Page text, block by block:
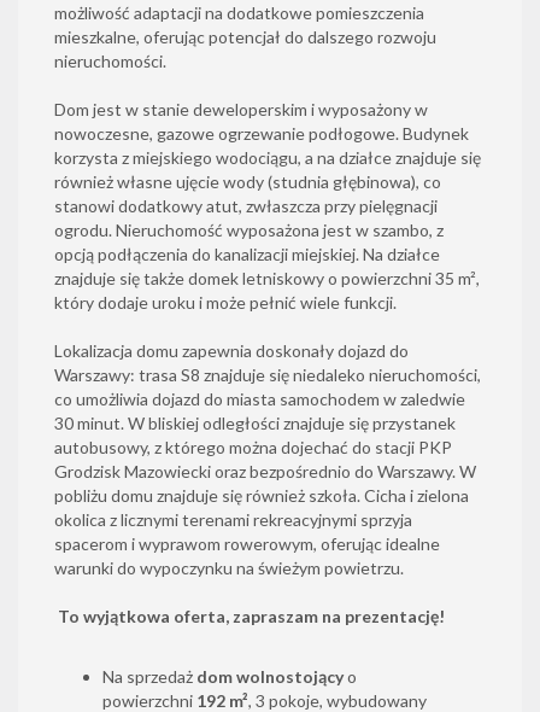
możliwość adaptacji na dodatkowe pomieszczenia
mieszkalne, oferując potencjał do dalszego rozwoju
nieruchomości.
Dom jest w stanie deweloperskim i wyposażony w
nowoczesne, gazowe ogrzewanie podłogowe. Budynek
korzysta z miejskiego wodociągu, a na działce znajduje się
również własne ujęcie wody (studnia głębinowa), co
stanowi dodatkowy atut, zwłaszcza przy pielęgnacji
ogrodu. Nieruchomość wyposażona jest w szambo, z
opcją podłączenia do kanalizacji miejskiej. Na działce
znajduje się także domek letniskowy o powierzchni 35 m²,
który dodaje uroku i może pełnić wiele funkcji.
Lokalizacja domu zapewnia doskonały dojazd do
Warszawy: trasa S8 znajduje się niedaleko nieruchomości,
co umożliwia dojazd do miasta samochodem w zaledwie
30 minut. W bliskiej odległości znajduje się przystanek
autobusowy, z którego można dojechać do stacji PKP
Grodzisk Mazowiecki oraz bezpośrednio do Warszawy. W
pobliżu domu znajduje się również szkoła. Cicha i zielona
okolica z licznymi terenami rekreacyjnymi sprzyja
spacerom i wyprawom rowerowym, oferując idealne
warunki do wypoczynku na świeżym powietrzu.
To wyjątkowa oferta, zapraszam na prezentację!
Na sprzedaż dom wolnostojącyo
powierzchni 192 m², 3 pokoje, wybudowany